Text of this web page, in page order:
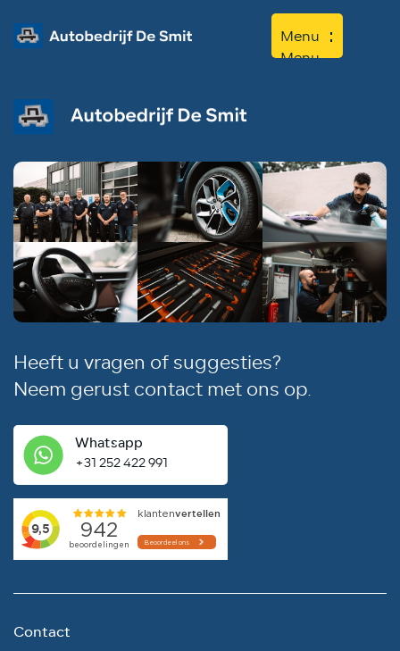
Menu
Menu
Home
Diensten
Werkplaats
Over ons
Contact
Heeft u vragen of suggesties?
Neem gerust contact met ons op.
Whatsapp
+31 252 422 991
Contact